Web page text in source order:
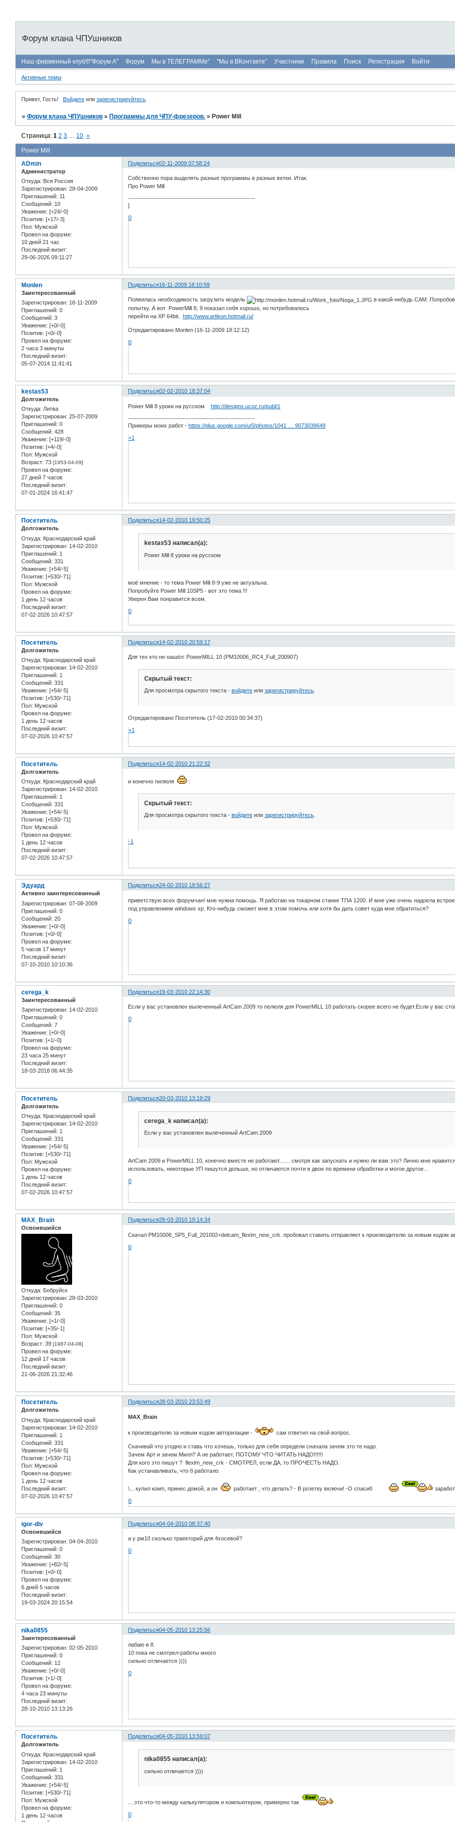
Форум клана ЧПУшников
Наш фирменный клуб!!!"Форум А" Форум Мы в ТЕЛЕГРАММе" "Мы в ВКонтакте" Участники Правила Поиск Регистрация Войти
Активные темы
Привет, Гость! Войдитеили зарегистрируйтесь.
»Форум клана ЧПУшников » Программы для ЧПУ-фрезеров. » Power Mill
Power Mill
Страница:1 2 3 10 »
Поделиться02-11-2009 07:58:24
ADmin
Администратор
Откуда: Вся Россия
Зарегистрирован: 28-04-2009
Приглашений: 11
Сообщений: 10
Уважение: [+24/-0]
Позитив: [+17/-3]
Пол: Мужской
Провел на форуме:
10 дней 21 час
Последний визит:
29-06-2026 09:11:27
Собственно пора выделять разные программы в разные ветки. Итак.
Про Power Mill
]
0
Поделиться16-11-2009 18:10:59
Monlen
Заинтересованный
Зарегистрирован: 16-11-2009
Приглашений: 0
Сообщений: 3
Уважение: [+0/-0]
Позитив: [+0/-0]
Провел на форуме:
2 часа 3 минуты
Последний визит:
05-07-2014 11:41:41
Появилась необходимость загрузить модель
в какой-нибудь CAM.
попытку. А вот PowerMill 8, 9 показал себя хорошо, но потребовалось
перейти на XP 64bit. http://www.artleon.hotmail.ru/
Отредактировано Monlen (16-11-2009 18:12:12)
0
Поделиться02-02-2010 18:37:04
kestas53
Долгожитель
Откуда: Литва
Зарегистрирован: 25-07-2009
Приглашений: 0
Сообщений: 428
Уважение: [+119/-0]
Позитив: [+4/-0]
Пол: Мужской
Возраст: 73 [1953-04-09]
Провел на форуме:
27 дней 7 часов
Последний визит:
07-01-2024 16:41:47
Power Mill 8 уроки на русскомhttp://designs.ucoz.ru/publ/1
Примеры моих работ -https://plus.google.com/u/0/photos/1041 … 9073039649
+1
Поделиться14-02-2010 19:50:25
Посетитель
Долгожитель
Откуда: Краснодарский край
Зарегистрирован: 14-02-2010
Приглашений: 1
Сообщений: 331
Уважение: [+54/-5]
Позитив: [+530/-71]
Пол: Мужской
Провел на форуме:
1 день 12 часов
Последний визит:
07-02-2026 10:47:57
kestas53 написал(а):
Power Mill 8 уроки на русском
моё мнение - то тема Power Mill 8-9 уже не актуальна.
Попробуйте Power Mill 10SP5 - вот это тема !!!
Уверен Вам понравится всем.
0
Поделиться14-02-2010 20:59:17
Посетитель
Долгожитель
Откуда: Краснодарский край
Зарегистрирован: 14-02-2010
Приглашений: 1
Сообщений: 331
Уважение: [+54/-5]
Позитив: [+530/-71]
Пол: Мужской
Провел на форуме:
1 день 12 часов
Последний визит:
07-02-2026 10:47:57
Для тех кто не нашёл: PowerMILL 10 (PM10006_RC4_Full_200907)
Скрытый текст:
Для просмотра скрытого текста - войдитеили зарегистрируйтесь.
Отредактировано Посетитель (17-02-2010 00:34:37)
+1
Поделиться14-02-2010 21:22:32
Посетитель
Долгожитель
Откуда: Краснодарский край
Зарегистрирован: 14-02-2010
Приглашений: 1
Сообщений: 331
Уважение: [+54/-5]
Позитив: [+530/-71]
Пол: Мужской
Провел на форуме:
1 день 12 часов
Последний визит:
07-02-2026 10:47:57
и конечно пилюля :
Скрытый текст:
Для просмотра скрытого текста - войдитеили зарегистрируйтесь.
-1
Поделиться24-02-2010 18:56:27
Эдуард
Активно заинтересованный
Зарегистрирован: 07-08-2009
Приглашений: 0
Сообщений: 20
Уважение: [+0/-0]
Позитив: [+0/-0]
Провел на форуме:
5 часов 17 минут
Последний визит:
07-10-2010 10:10:36
приветствую всех форумчан! мне нужна помощь. Я работаю на токарном станке ТПА 1200. И мне уже очень надоела
под управлением windows xp. Кто-нибудь сможет мне в этом помочь или хотя бы дать совет куда мне обратиться?
0
Поделиться19-03-2010 22:14:30
cerega_k
Заинтересованный
Зарегистрирован: 14-02-2010
Приглашений: 0
Сообщений: 7
Уважение: [+0/-0]
Позитив: [+1/-0]
Провел на форуме:
23 часа 25 минут
Последний визит:
18-03-2018 06:44:35
Если у вас установлен вылеченный ArtCam 2009 то пелюля для PowerMILL 10 работать скорее всего не будет.Если у вас
0
Поделиться20-03-2010 13:19:29
Посетитель
Долгожитель
Откуда: Краснодарский край
Зарегистрирован: 14-02-2010
Приглашений: 1
Сообщений: 331
Уважение: [+54/-5]
Позитив: [+530/-71]
Пол: Мужской
Провел на форуме:
1 день 12 часов
Последний визит:
07-02-2026 10:47:57
cerega_k написал(а):
Если у вас установлен вылеченный ArtCam 2009
ArtCam 2009 и PowerMILL 10, конечно вместе не работают....... смотря как запускать и нужно ли вам это? Лично мне
использовать, некоторые УП пишутся дольше, но отличаются почти в двое по времени обработки и могое другое...
0
Поделиться28-03-2010 19:14:34
MAX_Brain
Освоившийся
Откуда: Бобруйск
Зарегистрирован: 28-03-2010
Приглашений: 0
Сообщений: 35
Уважение: [+1/-0]
Позитив: [+35/-1]
Пол: Мужской
Возраст: 39 [1987-04-08]
Провел на форуме:
12 дней 17 часов
Последний визит:
21-06-2026 21:32:46
Скачал PM10006_SP5_Full_201002+delcam_flexlm_new_crk. пробовал ставить отправляет к производителю за новым кодом
0
Поделиться28-03-2010 23:53:49
Посетитель
Долгожитель
Откуда: Краснодарский край
Зарегистрирован: 14-02-2010
Приглашений: 1
Сообщений: 331
Уважение: [+54/-5]
Позитив: [+530/-71]
Пол: Мужской
Провел на форуме:
1 день 12 часов
Последний визит:
07-02-2026 10:47:57
MAX_Brain
к производителю за новым кодом авторизации - сам ответил на свой вопрос.
Скачивай что угодно и ставь что хочешь, только для себя определи сначала зачем это те надо.
Зачем Арт и зачем Милл? А не работает, ПОТОМУ ЧТО ЧИТАТЬ НАДО!!!!!!
Для кого это пишут ? flexlm_new_crk - СМОТРЕЛ, если ДА, то ПРОЧЕСТЬ НАДО.
Как устанавливать, что б работало.
\... купил комп, принес домой, а он работает , что делать? - В розетку включи! -О спасиб
0
Поделиться04-04-2010 08:37:40
igor-div
Освоившийся
Зарегистрирован: 04-04-2010
Приглашений: 0
Сообщений: 30
Уважение: [+82/-5]
Позитив: [+0/-0]
Провел на форуме:
6 дней 5 часов
Последний визит:
19-03-2024 20:15:54
а у рм10 сколько траекторий для 4хосевой?
0
Поделиться04-05-2010 13:25:56
nika0855
Заинтересованный
Зарегистрирован: 02-05-2010
Приглашений: 0
Сообщений: 12
Уважение: [+0/-0]
Позитив: [+1/-0]
Провел на форуме:
4 часа 23 минуты
Последний визит:
28-10-2010 13:13:26
лабаю в 8.
10 пока не смотрел-работы много
сильно отличается ))))
0
Поделиться04-05-2010 13:59:07
Посетитель
Долгожитель
Откуда: Краснодарский край
Зарегистрирован: 14-02-2010
Приглашений: 1
Сообщений: 331
Уважение: [+54/-5]
Позитив: [+530/-71]
Пол: Мужской
Провел на форуме:
1 день 12 часов
nika0855 написал(а):
сильно отличается ))))
....это что-то между калькулятором и компьютером, примерно так
0